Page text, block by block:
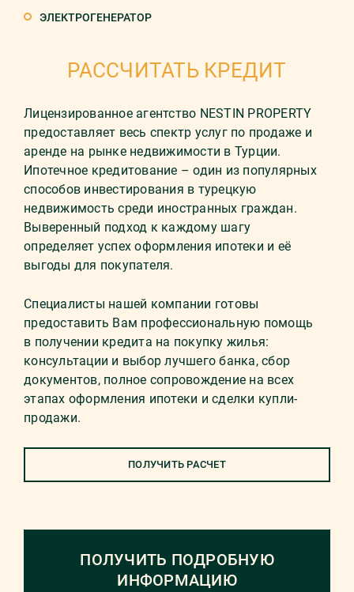
ЭЛЕКТРОГЕНЕРАТОР
РАССЧИТАТЬ КРЕДИТ
Лицензированное агентство NESTIN PROPERTY
предоставляет весь спектр услуг по продаже и
аренде на рынке недвижимости в Турции.
Ипотечное кредитование – один из популярных
способов инвестирования в турецкую
недвижимость среди иностранных граждан.
Выверенный подход к каждому шагу
определяет успех оформления ипотеки и её
выгоды для покупателя.
Специалисты нашей компании готовы
предоставить Вам профессиональную помощь
в получении кредита на покупку жилья:
консультации и выбор лучшего банка, сбор
документов, полное сопровождение на всех
этапах оформления ипотеки и сделки купли-
продажи.
ПОЛУЧИТЬ РАСЧЕТ
ПОЛУЧИТЬ ПОДРОБНУЮ
ИНФОРМАЦИЮ